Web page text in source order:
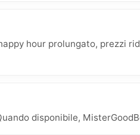
hour prolungato, prezzi
disponibile,